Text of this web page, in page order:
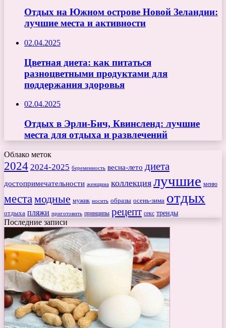
Отдых на Южном острове Новой Зеландии:
лучшие места и активности
02.04.2025
Цветная диета: как питаться
разноцветными продуктами для
поддержания здоровья
02.04.2025
Отдых в Эрли-Бич, Квинсленд: лучшие
места для отдыха и развлечений
Облако меток
2024 2024-2025 беременность весна-лето диета
достопримечательности женщина коллекция лучшие меню
места модные мужик носить образы осень-зима отдых
отдыха пляжи приготовить принципы рецепт секс тренды
Последние записи